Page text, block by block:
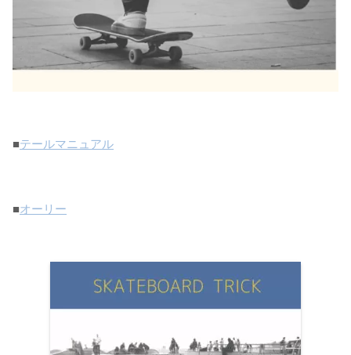
■テールマニュアル
■オーリー